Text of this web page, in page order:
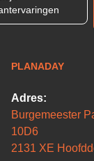
PLANADAY
Adres:
Burgemeester
10D6
2131 XE